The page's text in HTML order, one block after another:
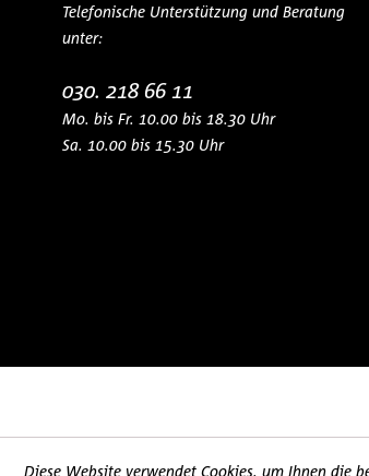
Telefonische Unterstützung und Beratung
unter:
030. 218 66 11
Mo. bis Fr. 10.00 bis 18.30 Uhr
Sa. 10.00 bis 15.30 Uhr
Diese Website verwendet Cookies, um Ihnen die